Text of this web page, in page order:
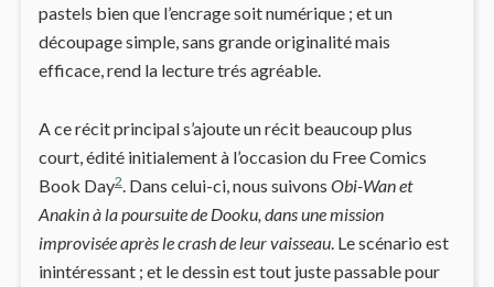
pastels bien que l’encrage soit numérique ; et un
découpage simple, sans grande originalité mais
efficace, rend la lecture trés agréable.
A ce récit principal s’ajoute un récit beaucoup plus
court, édité initialement à l’occasion du Free Comics
Book Day2. Dans celui-ci, nous suivons Obi-Wan et
Anakin à la poursuite de Dooku, dans une mission
improvisée après le crash de leur vaisseau. Le scénario est
inintéressant ; et le dessin est tout juste passable pour